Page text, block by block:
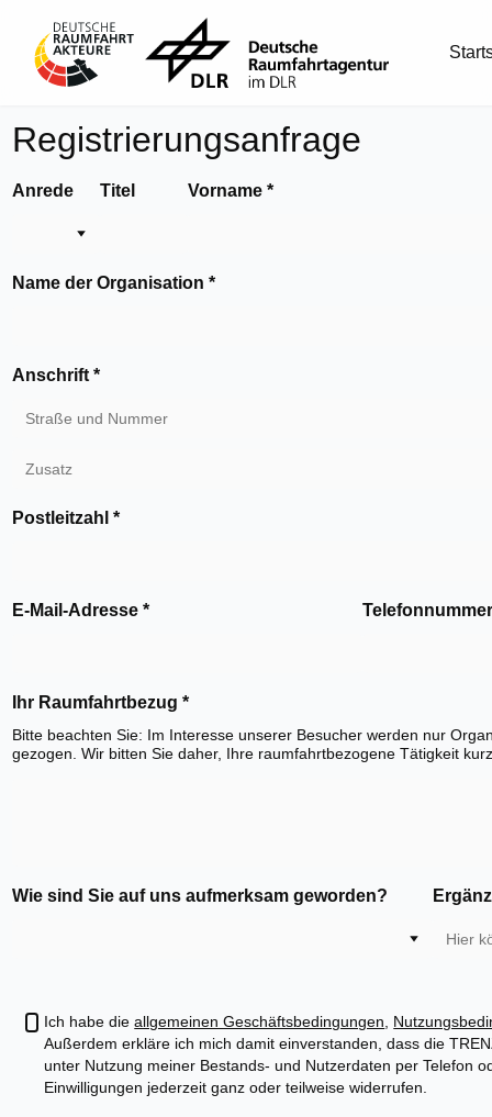
Registrierungsanfrage
Anrede Titel Vorname *
Name der Organisation *
Anschrift *
Postleitzahl *
E-Mail-Adresse *
Ihr Raumfahrtbezug *
Bitte beachten Sie: Im Interesse unserer Besucher werden nur
gezogen. Wir bitten Sie daher, Ihre raumfahrtbezogene Tätigkeit
Wie sind Sie auf uns aufmerksam geworden?
Ich habe dieallgemeinen Geschäftsbedingungen,
Außerdem erkläre ich mich damit einverstanden, dass die
unter Nutzung meiner Bestands- und Nutzerdaten per Telefon
Einwilligungen jederzeit ganz oder teilweise widerrufen.